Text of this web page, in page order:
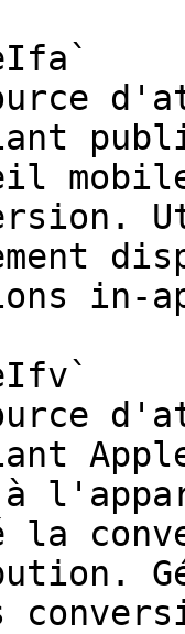
in-
à
la